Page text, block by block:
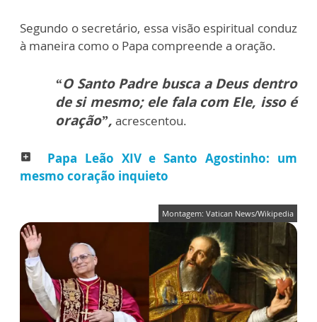
Segundo o secretário, essa visão espiritual conduz
à maneira como o Papa compreende a oração.
“O Santo Padre busca a Deus dentro
de si mesmo; ele fala com Ele, isso é
oração”, acrescentou.
add_box
Papa Leão XIV e Santo Agostinho: um
mesmo coração inquieto
Montagem: Vatican News/Wikipedia